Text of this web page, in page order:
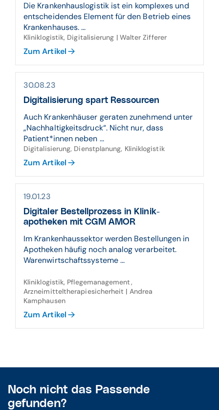
Die Krankenhauslogistik ist ein komplexes und
entscheidendes Element für den Betrieb eines
Krankenhauses. ...
Kliniklogistik, Digitalisierung | Walter Zifferer
Zum Artikel
30.08.23
Digitalisierung spart Ressourcen
Auch Krankenhäuser geraten zunehmend unter
„Nachhaltigkeitsdruck“. Nicht nur, dass
Patient*innen neben ...
Digitalisierung, Dienstplanung, Kliniklogistik
Zum Artikel
19.01.23
Digitaler Bestell­prozess in Klinik­
apotheken mit CGM AMOR
Im Krankenhaussektor werden Bestellungen in
Apotheken häufig noch analog verarbeitet.
Warenwirtschaftssysteme ...
Kliniklogistik, Pflegemanagement,
Arzneimitteltherapiesicherheit | Andrea
Kamphausen
Zum Artikel
Noch nicht das Passende
gefunden?